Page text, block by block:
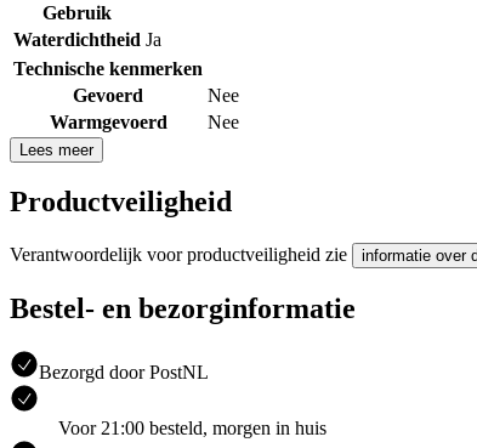
Gebruik
Waterdichtheid Ja
Technische kenmerken
Gevoerd
Nee
Warmgevoerd
Nee
Lees meer
Productveiligheid
Verantwoordelijk voor productveiligheid zie informatie over
Bestel- en bezorginformatie
Bezorgd door PostNL
Voor 21:00 besteld, morgen in huis